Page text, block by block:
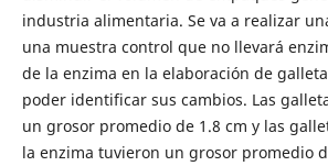
industria alimentaria. Se va a realizar
una muestra control que no llevará
de la enzima en la elaboración de
poder identificar sus cambios. Las
un grosor promedio de 1.8 cm y las
la enzima tuvieron un grosor promedio